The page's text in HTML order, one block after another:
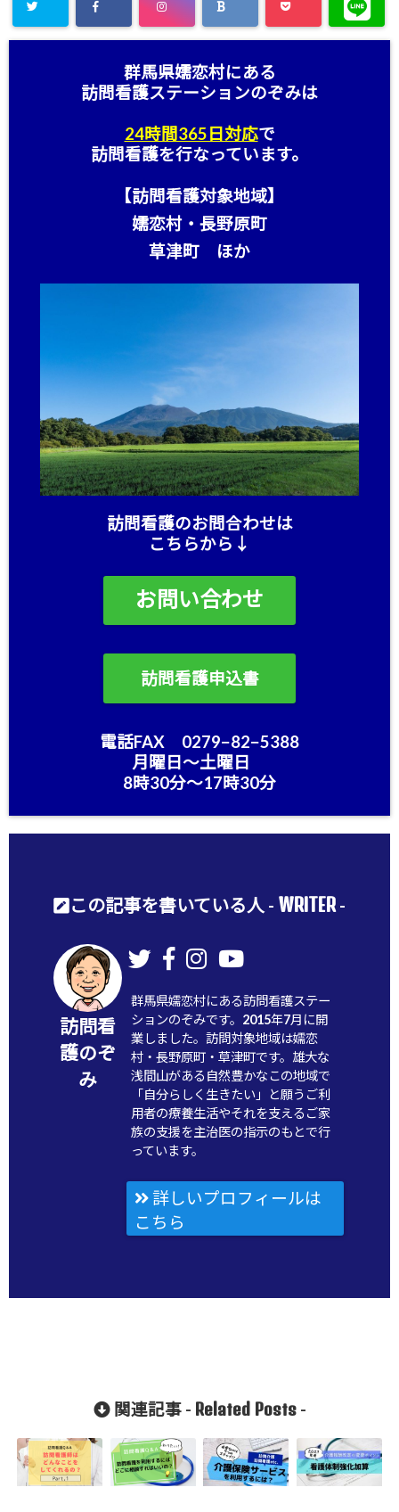
群馬県嬬恋村にある
訪問看護ステーションのぞみは
24時間365日対応で
訪問看護を行なっています。
【訪問看護対象地域】
嬬恋村・長野原町
草津町 ほか
訪問看護のお問合わせは
こちらから↓
お問い合わせ
訪問看護申込書
電話FAX 0279−82−5388
月曜日〜土曜日
8時30分〜17時30分
この記事を書いている人 - WRITER-
訪問看
護のぞ
み
群馬県嬬恋村にある訪問看護ステー
ションのぞみです。2015年7月に開
業しました。訪問対象地域は嬬恋
村・長野原町・草津町です。雄大な
浅間山がある自然豊かなこの地域で
「自分らしく生きたい」と願うご利
用者の療養生活やそれを支えるご家
族の支援を主治医の指示のもとで行
っています。
詳しいプロフィールは
こちら
関連記事 - Related Posts-